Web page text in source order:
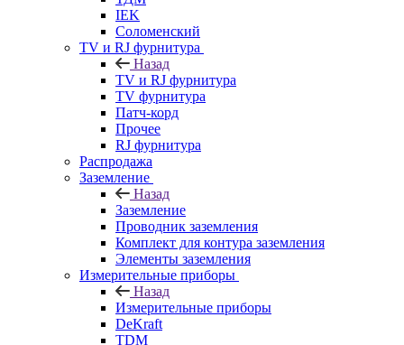
IEK
Соломенский
TV и RJ фурнитура
Назад
TV и RJ фурнитура
TV фурнитура
Патч-корд
Прочее
RJ фурнитура
Распродажа
Заземление
Назад
Заземление
Проводник заземления
Комплект для контура заземления
Элементы заземления
Измерительные приборы
Назад
Измерительные приборы
DeKraft
TDM